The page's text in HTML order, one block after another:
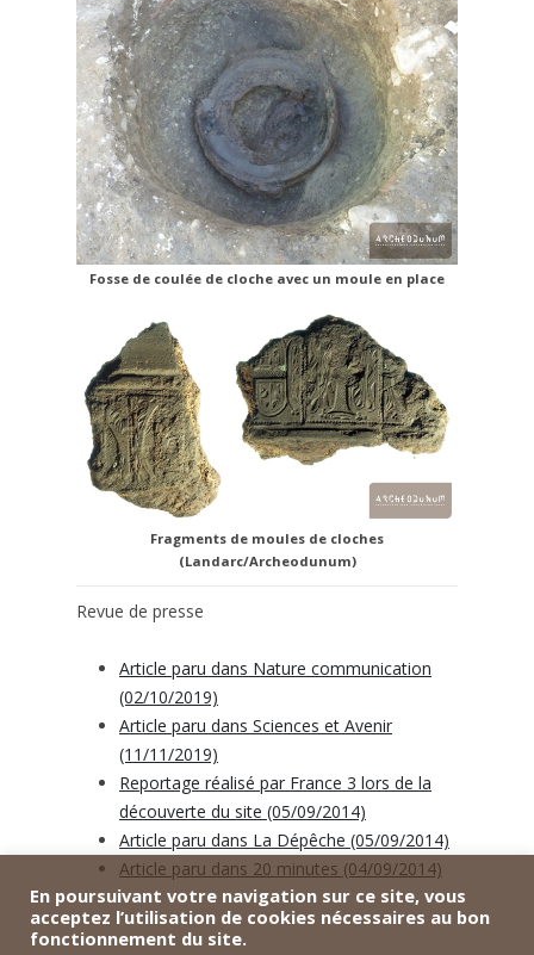
Fosse de coulée de cloche avec un moule en place
Fragments de moules de cloches
(Landarc/Archeodunum)
Revue de presse
Article paru dans Nature communication
(02/10/2019)
Article paru dans Sciences et Avenir
(11/11/2019)
Reportage réalisé par France 3 lors de la
découverte du site (05/09/2014)
Article paru dans La Dépêche (05/09/2014)
Article paru dans 20 minutes (04/09/2014)
En poursuivant votre navigation sur ce site, vous
acceptez l’utilisation de cookies nécessaires au bon
fonctionnement du site.